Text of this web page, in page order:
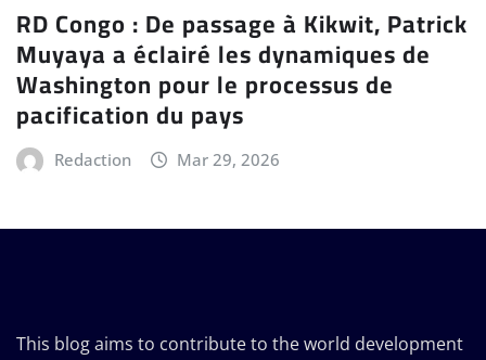
RD Congo : De passage à Kikwit, Patrick
Muyaya a éclairé les dynamiques de
Washington pour le processus de
pacification du pays
Redaction Mar 29, 2026
This blog aims to contribute to the world development